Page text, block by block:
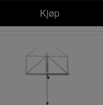
Kjøp